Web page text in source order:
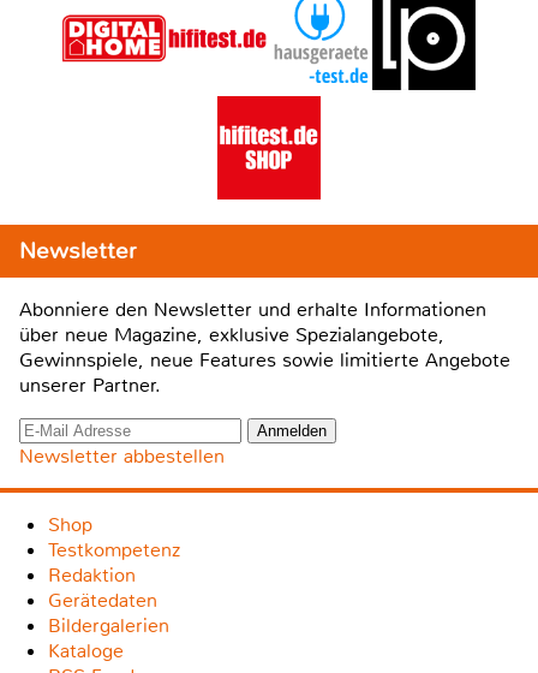
Newsletter
Abonniere den Newsletter und erhalte Informationen
über neue Magazine, exklusive Spezialangebote,
Gewinnspiele, neue Features sowie limitierte Angebote
unserer Partner.
Newsletter abbestellen
Shop
Testkompetenz
Redaktion
Gerätedaten
Bildergalerien
Kataloge